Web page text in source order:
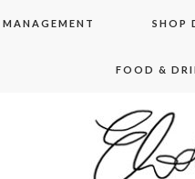
SHOP
FOOD &